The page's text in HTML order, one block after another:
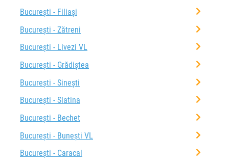
București - Filiași
București - Zătreni
București - Livezi VL
București - Grădiștea
București - Sinești
București - Slatina
București - Bechet
București - Bunești VL
București - Caracal